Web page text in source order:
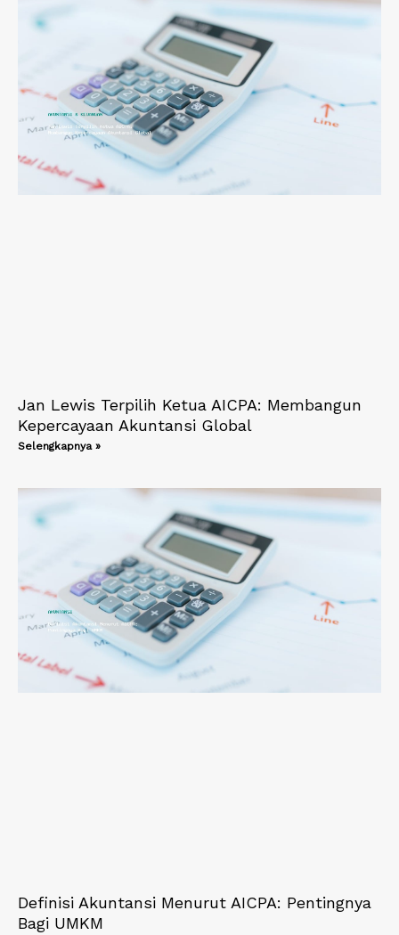
Jan Lewis Terpilih Ketua AICPA: Membangun
Kepercayaan Akuntansi Global
Selengkapnya »
Definisi Akuntansi Menurut AICPA: Pentingnya
Bagi UMKM